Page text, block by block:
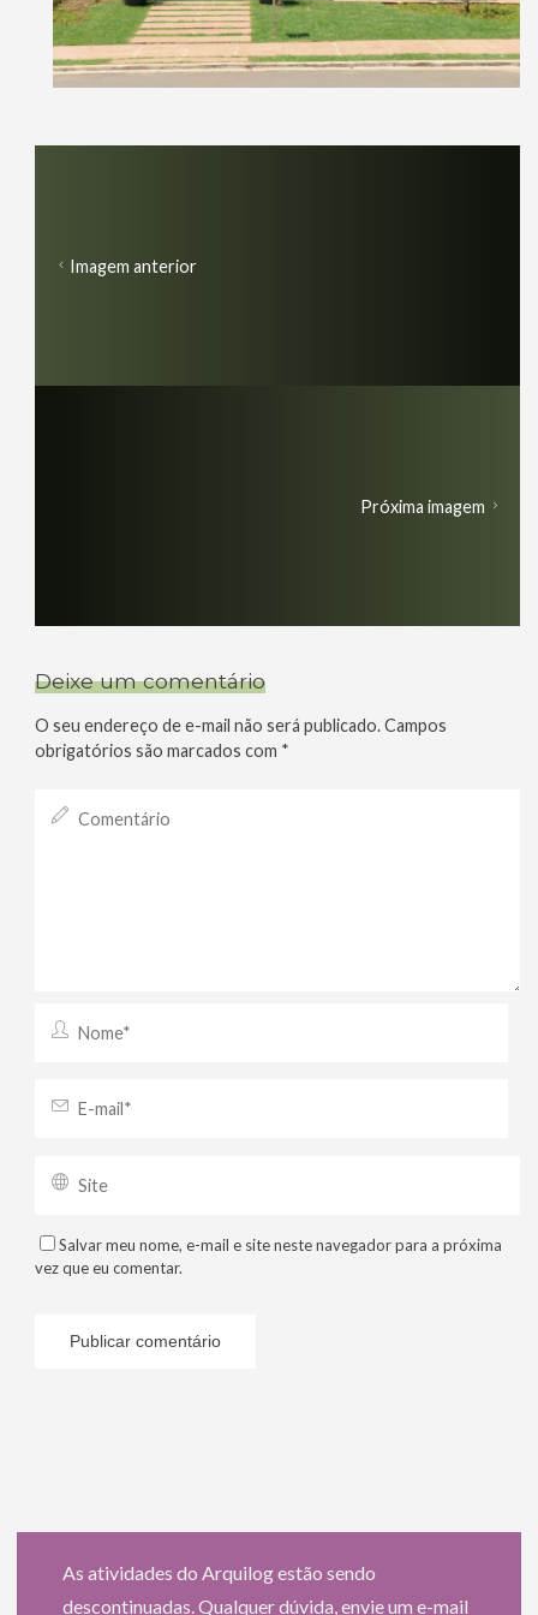
Imagem anterior
Próxima imagem
Deixe um comentário
O seu endereço de e-mail não será publicado.Campos
obrigatórios são marcados com *
Salvar meu nome, e-mail e site neste navegador para a próxima
vez que eu comentar.
As atividades do Arquilog estão sendo
descontinuadas. Qualquer dúvida, envie um e-mail